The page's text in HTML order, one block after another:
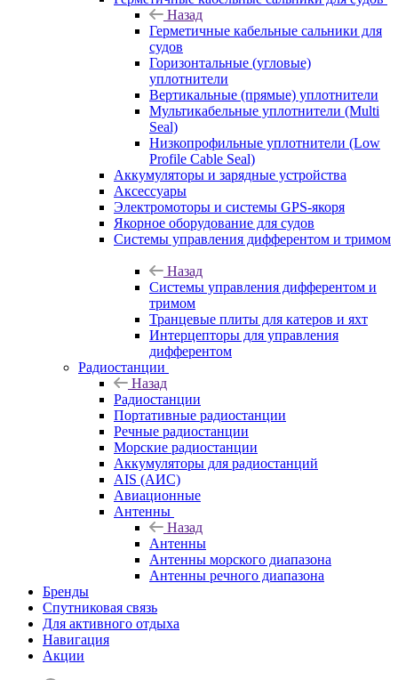
Назад
Герметичные кабельные сальники для
судов
Горизонтальные (угловые)
уплотнители
Вертикальные (прямые) уплотнители
Мультикабельные уплотнители (Multi
Seal)
Низкопрофильные уплотнители (Low
Profile Cable Seal)
Аккумуляторы и зарядные устройства
Аксессуары
Электромоторы и системы GPS-якоря
Якорное оборудование для судов
Системы управления дифферентом и тримом
Назад
Системы управления дифферентом и
тримом
Транцевые плиты для катеров и яхт
Интерцепторы для управления
дифферентом
Радиостанции
Назад
Радиостанции
Портативные радиостанции
Речные радиостанции
Морские радиостанции
Аккумуляторы для радиостанций
AIS (АИС)
Авиационные
Антенны
Назад
Антенны
Антенны морского диапазона
Антенны речного диапазона
Бренды
Спутниковая связь
Для активного отдыха
Навигация
Акции